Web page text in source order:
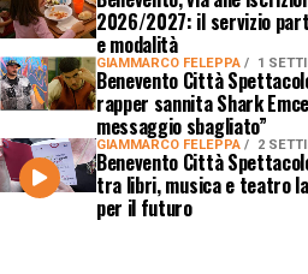
2026/2027: il servizio
e modalità
GIAMMARCO FELEPPA 1
Benevento Città
rapper sannita Shark
messaggio sbagliato”
GIAMMARCO FELEPPA 2
Benevento Città
tra libri, musica e teatro
per il futuro